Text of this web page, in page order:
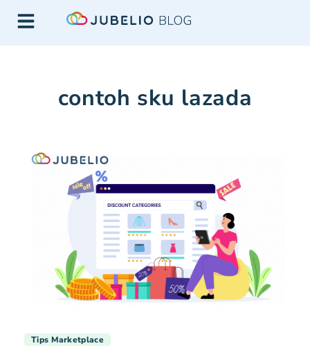
contoh sku lazada
Tips Marketplace